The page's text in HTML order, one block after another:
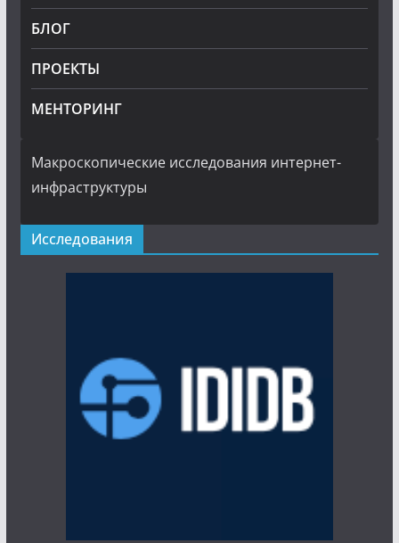
БЛОГ
ПРОЕКТЫ
МЕНТОРИНГ
Макроскопические исследования интернет-
инфраструктуры
Исследования